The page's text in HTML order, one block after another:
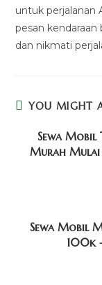
untuk perjalanan
pesan
dan nikmati
YOU MIGHT
Sewa Mobil
Murah Mulai
Sewa Mobil
100k